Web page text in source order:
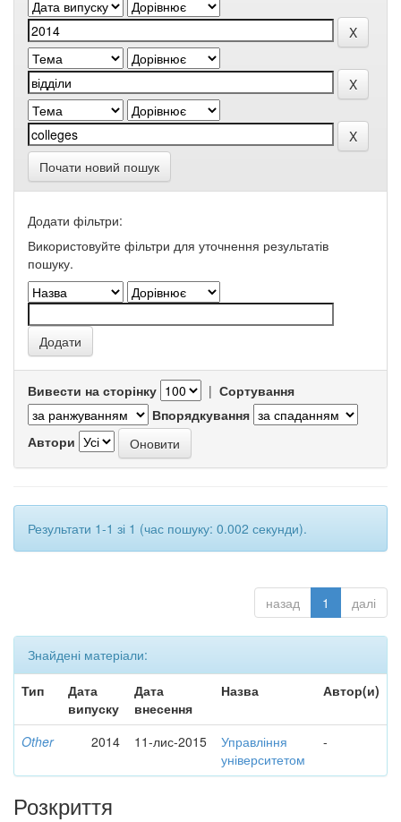
Почати новий пошук
Додати фільтри:
Використовуйте фільтри для уточнення результатів
пошуку.
Вивести на сторінку | Сортування
Впорядкування
Автори
Результати 1-1 зі 1 (час пошуку: 0.002 секунди).
назад 1 далі
Знайдені матеріали:
Тип
Дата
випуску
Дата
внесення
Назва Автор(и)
Other 2014 11-лис-2015
Управління
університетом
-
Розкриття